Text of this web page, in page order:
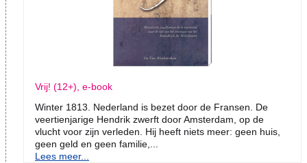
Vrij! (12+), e-book
Winter 1813. Nederland is bezet door de Fransen. De
veertienjarige Hendrik zwerft door Amsterdam, op de
vlucht voor zijn verleden. Hij heeft niets meer: geen huis,
geen geld en geen familie,...
Lees meer...